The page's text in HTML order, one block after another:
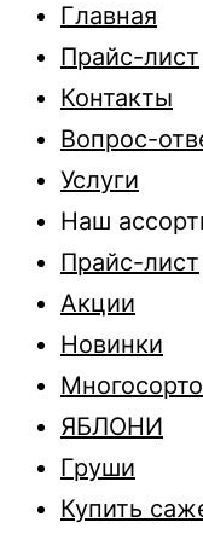
Главная
Прайс-лист
Контакты
Вопрос-
Услуги
Наш
Прайс-лист
Акции
Новинки
ЯБЛОНИ
Груши
Купить